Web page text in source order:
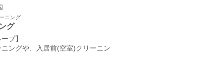
ニング
グ
プ】
ングや、入居前(空室)クリーニン